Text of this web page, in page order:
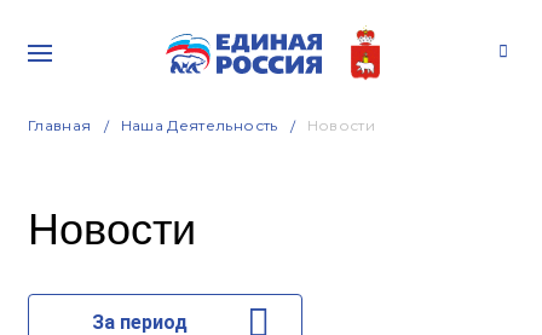
Главная Наша Деятельность Новости
Новости
За период